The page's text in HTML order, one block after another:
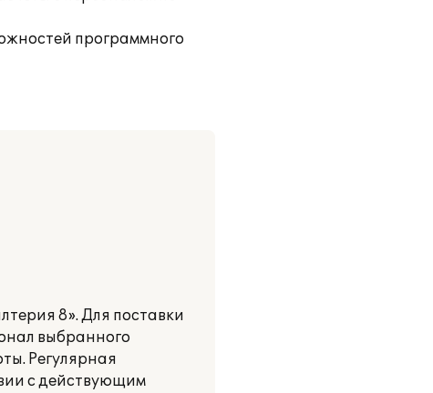
программного
8». Для поставки
выбранного
Регулярная
с действующим